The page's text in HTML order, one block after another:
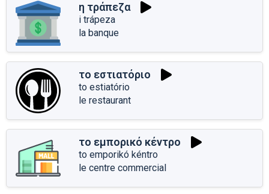
η τράπεζα
i trápeza
la banque
το εστιατόριο
to estiatório
le restaurant
το εμπορικό κέντρο
to emporikó kéntro
le centre commercial